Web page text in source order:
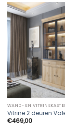
WAND- EN
Vitrine 2 deuren
€469,00